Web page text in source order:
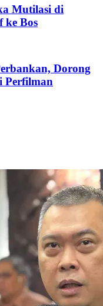
Mutilasi di
ke Bos
Dorong
Perfilman